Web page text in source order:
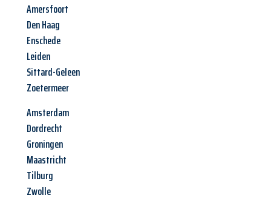
Amersfoort
Den Haag
Enschede
Leiden
Sittard-Geleen
Zoetermeer
Amsterdam
Dordrecht
Groningen
Maastricht
Tilburg
Zwolle